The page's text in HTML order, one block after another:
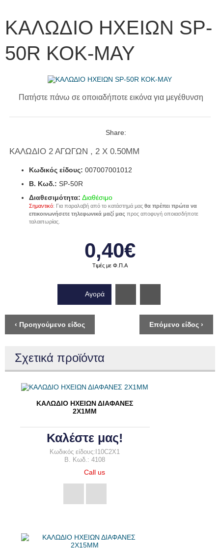
ΚΑΛΩΔΙΟ ΗΧΕΙΩΝ SP-
50R ΚΟΚ-ΜΑΥ
Πατήστε πάνω σε οποιαδήποτε εικόνα για μεγέθυνση
Share:
ΚΑΛΩΔΙΟ 2 ΑΓΩΓΩΝ , 2 X 0.50MM
Κωδικός είδους: 007007001012
B. Κωδ.: SP-50R
Διαθεσιμότητα: Διαθέσιμο
Σημαντικό: Για παραλαβή από το κατάστημά μας θα πρέπει πρώτα να
επικοινωνήσετε τηλεφωνικά μαζί μας προς αποφυγή οποιασδήποτε
ταλαιπωρίας.
0,40€
Τιμές με Φ.Π.Α
Αγορά
‹ Προηγούμενο είδος Επόμενο είδος ›
Σχετικά προϊόντα
ΚΑΛΩΔΙΟ ΗΧΕΙΩΝ ΔΙΑΦΑΝΕΣ
2Χ1ΜΜ
Καλέστε μας!
Κωδικός είδους:I10C2X1
B. Κωδ.: 4108
Call us